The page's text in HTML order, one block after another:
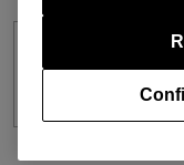
iniciar